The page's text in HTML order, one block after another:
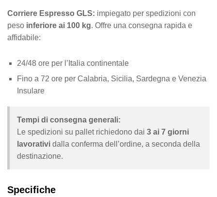
Corriere Espresso GLS: impiegato per spedizioni con
peso inferiore ai 100 kg. Offre una consegna rapida e
affidabile:
24/48 ore per l’Italia continentale
Fino a 72 ore per Calabria, Sicilia, Sardegna e Venezia
Insulare
Tempi di consegna generali:
Le spedizioni su pallet richiedono dai 3 ai 7 giorni
lavorativi dalla conferma dell’ordine, a seconda della
destinazione.
Specifiche